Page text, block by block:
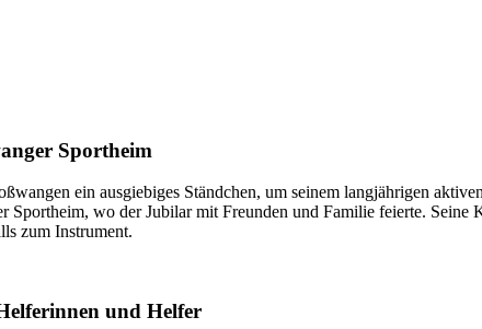
Sportheim
ein ausgiebiges Ständchen, um seinem langjährigen
wo der Jubilar mit Freunden und Familie feierte.
zum Instrument.
und Helfer